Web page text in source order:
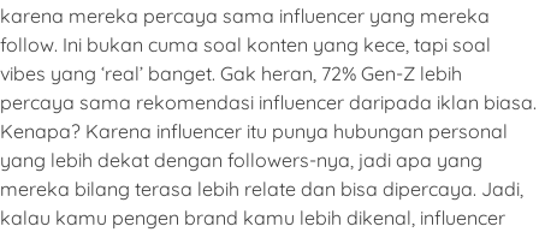
karena mereka percaya sama influencer yang mereka
follow. Ini bukan cuma soal konten yang kece, tapi soal
vibes yang ‘real’ banget. Gak heran, 72% Gen-Z lebih
percaya sama rekomendasi influencer daripada iklan biasa.
Kenapa? Karena influencer itu punya hubungan personal
yang lebih dekat dengan followers-nya, jadi apa yang
mereka bilang terasa lebih relate dan bisa dipercaya. Jadi,
kalau kamu pengen brand kamu lebih dikenal, influencer